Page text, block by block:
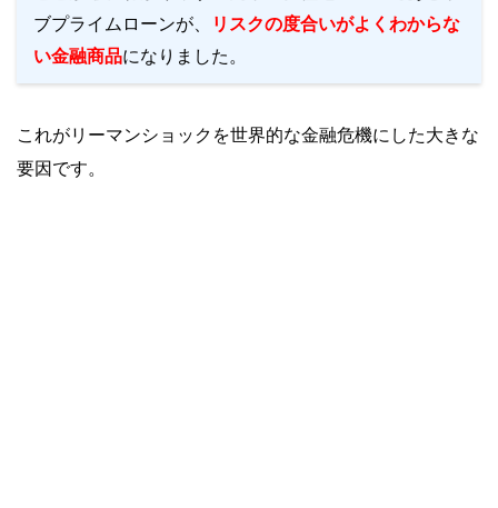
ブプライムローンが、
リスクの度合いがよくわからな
い金融商品になりました。
これがリーマンショックを世界的な金融危機にした大きな
要因です。